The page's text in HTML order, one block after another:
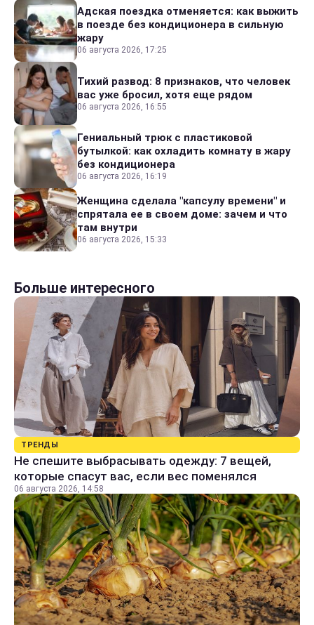
Адская поездка отменяется: как выжить
в поезде без кондиционера в сильную
жару
06 августа 2026, 17:25
Тихий развод: 8 признаков, что человек
вас уже бросил, хотя еще рядом
06 августа 2026, 16:55
Гениальный трюк с пластиковой
бутылкой: как охладить комнату в жару
без кондиционера
06 августа 2026, 16:19
Женщина сделала "капсулу времени" и
спрятала ее в своем доме: зачем и что
там внутри
06 августа 2026, 15:33
Больше интересного
ТРЕНДЫ
Не спешите выбрасывать одежду: 7 вещей,
которые спасут вас, если вес поменялся
06 августа 2026, 14:58